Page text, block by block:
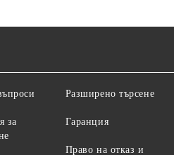
за
Разширено търсене
Гаранция
Право на отказ и